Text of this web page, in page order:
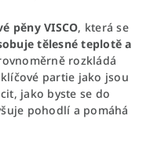
pěny VISCO, která se
tělesné teplotě a
rozkládá
partie jako jsou
jako byste se do
pohodlí a pomáhá